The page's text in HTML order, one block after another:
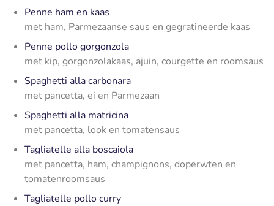
Penne ham en kaas
met ham, Parmezaanse saus en gegratineerde kaas
Penne pollo gorgonzola
met kip, gorgonzolakaas, ajuin, courgette en roomsaus
Spaghetti alla carbonara
met pancetta, ei en Parmezaan
Spaghetti alla matricina
met pancetta, look en tomatensaus
Tagliatelle alla boscaiola
met pancetta, ham, champignons, doperwten en
tomatenroomsaus
Tagliatelle pollo curry